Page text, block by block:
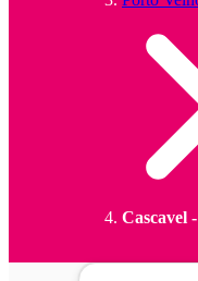
Cascavel